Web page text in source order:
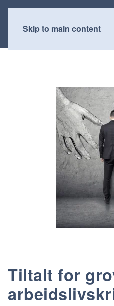
Skip to main content
Tiltalt for